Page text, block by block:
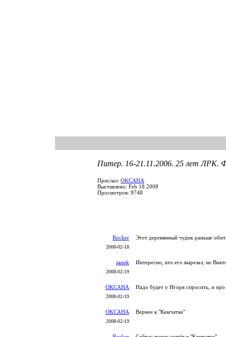
Питер. 16-21.11.2006. 25 лет ЛРК.
Прислал: OKCAHA
Выставлено: Feb 18 2008
Просмотров: 9748
Rocker
2008-02-18
Этот деревянный чудик раньше
sanek
2008-02-19
Интересно, кто его вырезал, не
OKCAHA
2008-02-19
Надо будет у Игоря спросить, и
OKCAHA
2008-02-19
Вернее к "Камчатке"